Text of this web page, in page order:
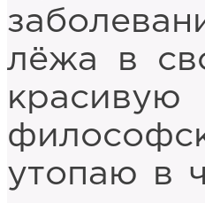
лёжа в
утопаю в